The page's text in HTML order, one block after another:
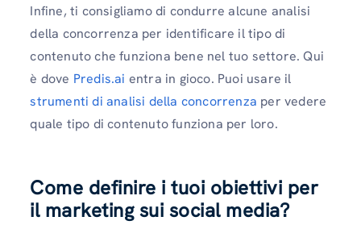
Infine, ti consigliamo di condurre alcune analisi
della concorrenza per identificare il tipo di
contenuto che funziona bene nel tuo settore. Qui
è dove Predis.ai entra in gioco. Puoi usare il
strumenti di analisi della concorrenza per vedere
quale tipo di contenuto funziona per loro.
Come definire i tuoi obiettivi per
il marketing sui social media?